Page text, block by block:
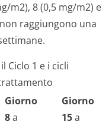
m2), 8 (0,5 mg/m2) e
raggiungono una
Ciclo 1 e i cicli
Giorno
8a
Giorno
15a